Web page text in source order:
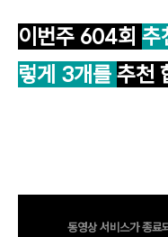
이번주 604회 추
렇게 3개를 추천
동영상 서비스가 종료